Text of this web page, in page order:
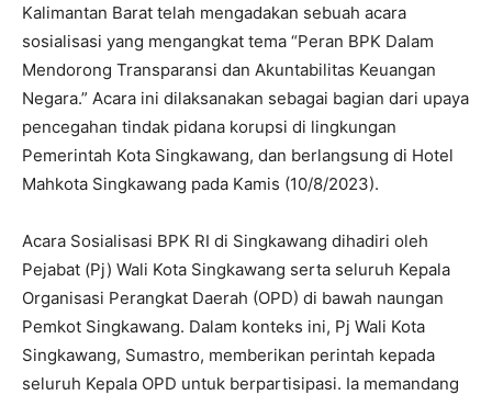
Kalimantan Barat telah mengadakan sebuah acara
sosialisasi yang mengangkat tema “Peran BPK Dalam
Mendorong Transparansi dan Akuntabilitas Keuangan
Negara.” Acara ini dilaksanakan sebagai bagian dari upaya
pencegahan tindak pidana korupsi di lingkungan
Pemerintah Kota Singkawang, dan berlangsung di Hotel
Mahkota Singkawang pada Kamis (10/8/2023).
Acara Sosialisasi BPK RI di Singkawang dihadiri oleh
Pejabat (Pj) Wali Kota Singkawang serta seluruh Kepala
Organisasi Perangkat Daerah (OPD) di bawah naungan
Pemkot Singkawang. Dalam konteks ini, Pj Wali Kota
Singkawang, Sumastro, memberikan perintah kepada
seluruh Kepala OPD untuk berpartisipasi. Ia memandang